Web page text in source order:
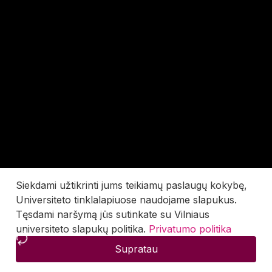
Siekdami užtikrinti jums teikiamų paslaugų kokybę,
Universiteto tinklalapiuose naudojame slapukus.
Tęsdami naršymą jūs sutinkate su Vilniaus
universiteto slapukų politika. Privatumo politika
Supratau